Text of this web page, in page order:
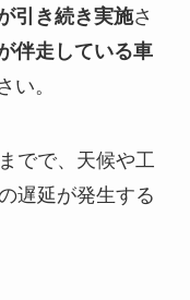
引き続き実施さ
伴走している車
い。
でで、天候や工
遅延が発生する